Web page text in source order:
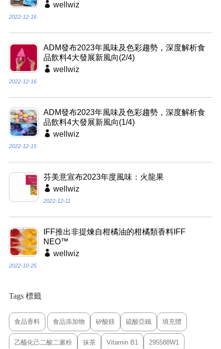
wellwiz
2022-12-16
ADM發布2023年風味及色彩趨勢，深度解析食
品飲料4大發展新風向(2/4)
wellwiz
2022-12-16
ADM發布2023年風味及色彩趨勢，深度解析食
品飲料4大發展新風向(1/4)
wellwiz
2022-12-15
芬美意宣布2023年度風味：火龍果
wellwiz
2022-12-11
IFF推出非提煉自柑橘油的柑橘類香料IFF
NEO™
wellwiz
2022-10-25
Tags 標籤
食品香料 食品添加物 矽酸鎂 硫酸亞鐵 填充體
乙醯化己二酸二澱粉 抹茶 Vitamin B1 295588W1